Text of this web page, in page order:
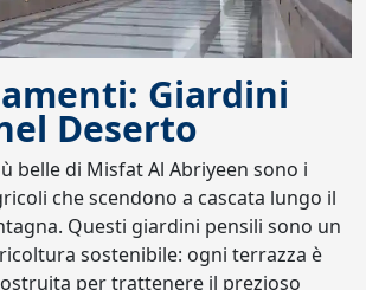
Giardini
Deserto
belle di Misfat Al Abriyeen sono i
che scendono a cascata lungo il
Questi giardini pensili sono un
sostenibile: ogni terrazza è
per trattenere il prezioso